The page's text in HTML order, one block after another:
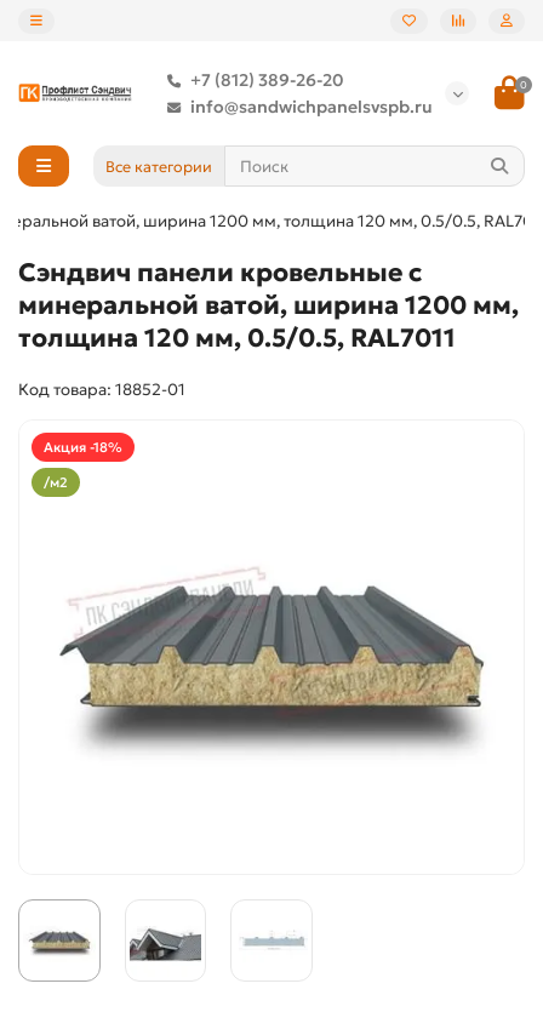
+7 (812) 389-26-20
info@sandwichpanelsvspb.ru
0
Все категории
ватой, ширина 1200 мм, толщина 120 мм, 0.5/0.5,
Сэндвич панели кровельные с
минеральной ватой, ширина 1200 мм,
толщина 120 мм, 0.5/0.5, RAL7011
Код товара: 18852-01
Акция -18%
/м2